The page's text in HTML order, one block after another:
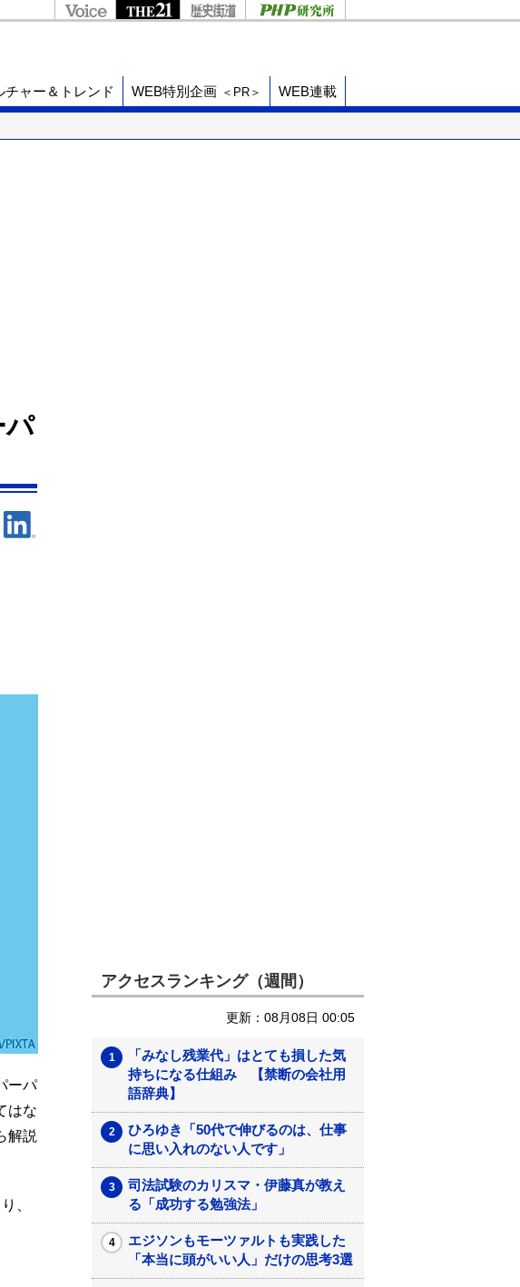
チャー＆トレンド WEB特別企画 ＜PR＞ WEB連載
パ
ーパ
はな
解説
、
アクセスランキング（週間）
更新：08月08日 00:05
「みなし残業代」はとても損した気
持ちになる仕組み 【禁断の会社用
語辞典】
ひろゆき「50代で伸びるのは、仕事
に思い入れのない人です」
司法試験のカリスマ・伊藤真が教え
る「成功する勉強法」
エジソンもモーツァルトも実践した
「本当に頭がいい人」だけの思考3選